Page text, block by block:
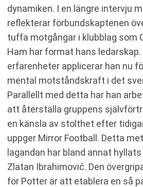
dynamiken. I en längre intervju
reflekterar förbundskaptenen
tuffa motgångar i klubblag som
Ham har format hans ledarskap.
erfarenheter applicerar han nu
mental motståndskraft i det
Parallellt med detta har han
att återställa gruppens
en känsla av stolthet efter
uppger Mirror Football. Detta
lagandan har bland annat
Zlatan Ibrahimović. Den
för Potter är att etablera en så